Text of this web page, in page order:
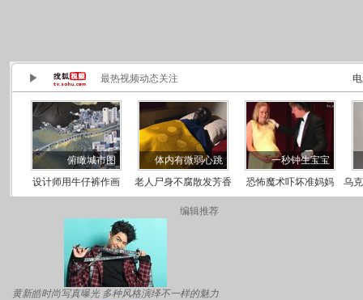
编辑推荐
黄新皓时尚写真曝光 多种风格演绎不一样的魅力